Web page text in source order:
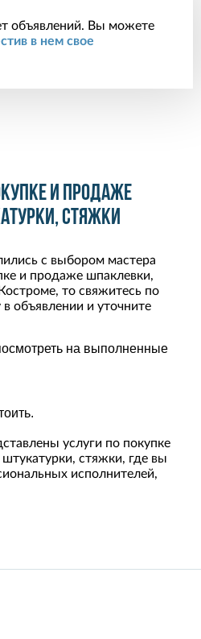
объявлений. Вы можете
в нем свое
и продаже
стяжки
с выбором мастера
и продаже шпаклевки,
то свяжитесь по
объявлении и уточните
на выполненные
услуги по покупке
стяжки, где вы
исполнителей,